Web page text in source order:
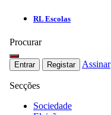
RL Escolas
Procurar
Entrar Registar Assinar
Secções
Sociedade